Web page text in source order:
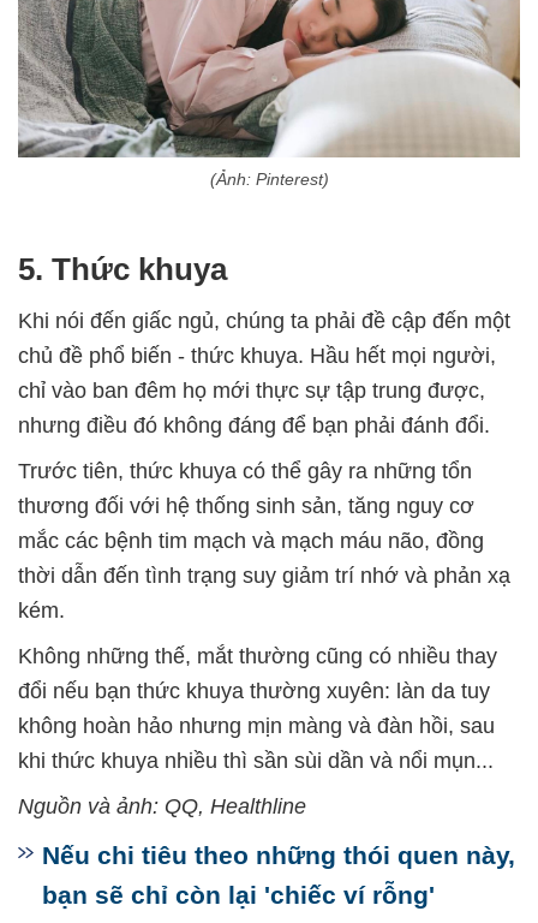
(Ảnh: Pinterest)
5. Thức khuya
Khi nói đến giấc ngủ, chúng ta phải đề cập đến một
chủ đề phổ biến - thức khuya. Hầu hết mọi người,
chỉ vào ban đêm họ mới thực sự tập trung được,
nhưng điều đó không đáng để bạn phải đánh đổi.
Trước tiên, thức khuya có thể gây ra những tổn
thương đối với hệ thống sinh sản, tăng nguy cơ
mắc các bệnh tim mạch và mạch máu não, đồng
thời dẫn đến tình trạng suy giảm trí nhớ và phản xạ
kém.
Không những thế, mắt thường cũng có nhiều thay
đổi nếu bạn thức khuya thường xuyên: làn da tuy
không hoàn hảo nhưng mịn màng và đàn hồi, sau
khi thức khuya nhiều thì sần sùi dần và nổi mụn...
Nguồn và ảnh: QQ, Healthline
Nếu chi tiêu theo những thói quen này,
bạn sẽ chỉ còn lại 'chiếc ví rỗng'